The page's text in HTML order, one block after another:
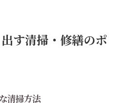
す清掃・修繕のポ
清掃方法